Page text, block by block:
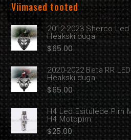
Viimased tooted
2012-2023 Sherco
Heakskiiduga
$65.00
2020-2022 Beta RR
Heakskiiduga
$65.00
H4 Led Esitulede Pirn
H4 Motopirn
$25.00